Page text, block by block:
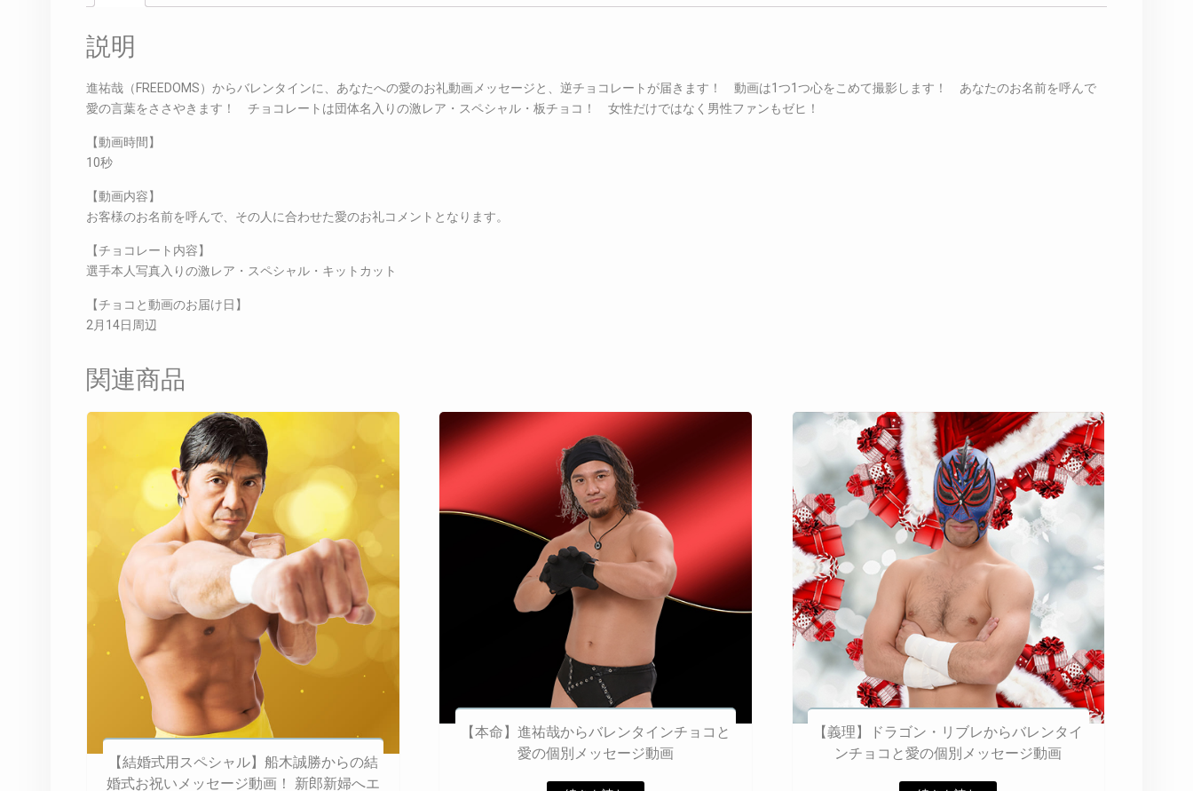
説明
進祐哉（FREEDOMS）からバレンタインに、あなたへの愛のお礼動画メッセージと、逆チョコレートが届きます！ 動画は1つ1つ心をこめて撮影します！ あなたのお名前を呼んで
愛の言葉をささやきます！ チョコレートは団体名入りの激レア・スペシャル・板チョコ！ 女性だけではなく男性ファンもゼヒ！
【動画時間】
10秒
【動画内容】
お客様のお名前を呼んで、その人に合わせた愛のお礼コメントとなります。
【チョコレート内容】
選手本人写真入りの激レア・スペシャル・キットカット
【チョコと動画のお届け日】
2月14日周辺
関連商品
【結婚式用スペシャル】船木誠勝からの結
婚式お祝いメッセージ動画！ 新郎新婦へエ
【本命】進祐哉からバレンタインチョコと
愛の個別メッセージ動画
【義理】ドラゴン・リブレからバレンタイ
ンチョコと愛の個別メッセージ動画